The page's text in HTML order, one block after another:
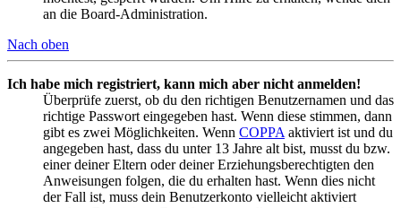
an die Board-Administration.
Nach oben
Ich habe mich registriert, kann mich aber nicht anmelden!
Überprüfe zuerst, ob du den richtigen Benutzernamen und das
richtige Passwort eingegeben hast. Wenn diese stimmen, dann
gibt es zwei Möglichkeiten. Wenn COPPA aktiviert ist und du
angegeben hast, dass du unter 13 Jahre alt bist, musst du bzw.
einer deiner Eltern oder deiner Erziehungsberechtigten den
Anweisungen folgen, die du erhalten hast. Wenn dies nicht
der Fall ist, muss dein Benutzerkonto vielleicht aktiviert